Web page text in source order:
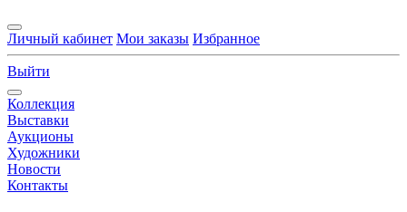
Личный кабинет Мои заказы Избранное
Выйти
Коллекция
Выставки
Аукционы
Художники
Новости
Контакты